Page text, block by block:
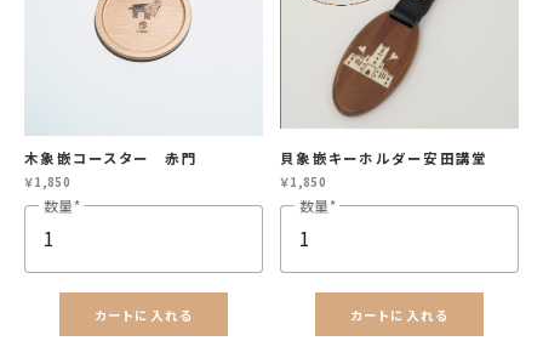
木象嵌コースター 赤門
￥1,850
数量
カートに入れる
貝象嵌キーホルダー安田講堂
￥1,850
数量
カートに入れる